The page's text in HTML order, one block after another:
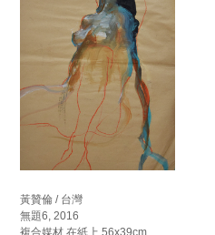
黃贊倫 / 台灣
無題6, 2016
複合媒材 在紙上 56x39cm